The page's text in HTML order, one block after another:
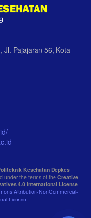
Jl. Pajajaran 56, Kota
Kesehatan Depkes
under the terms of the Creative
4.0 International License
Attribution-NonCommercial-
License.